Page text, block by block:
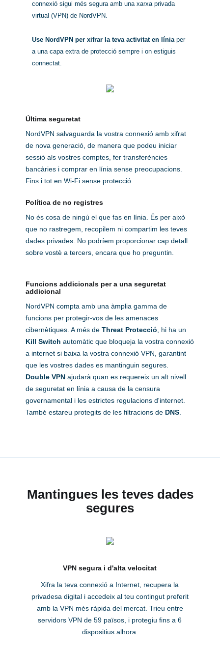
connexió sigui més segura amb una xarxa privada
virtual (VPN) de NordVPN.
Use NordVPN per xifrar la teva activitat en líniaper
a una capa extra de protecció sempre i on estiguis
connectat.
Última seguretat
NordVPN salvaguarda la vostra connexió amb xifrat
de nova generació, de manera que podeu iniciar
sessió als vostres comptes, fer transferències
bancàries i comprar en línia sense preocupacions.
Fins i tot en Wi-Fi sense protecció.
Política de no registres
No és cosa de ningú el que fas en línia. És per això
que no rastregem, recopilem ni compartim les teves
dades privades. No podríem proporcionar cap detall
sobre vostè a tercers, encara que ho preguntin.
Funcions addicionals per a una seguretat
addicional
NordVPN compta amb una àmplia gamma de
funcions per protegir-vos de les amenaces
cibernètiques. A més deThreat Protecció, hi ha un
Kill Switch automàtic que bloqueja la vostra connexió
a internet si baixa la vostra connexió VPN, garantint
que les vostres dades es mantinguin segures.
Double VPN ajudarà quan es requereix un alt nivell
de seguretat en línia a causa de la censura
governamental i les estrictes regulacions d'internet.
També estareu protegits de les filtracions de DNS.
Mantingues les teves dades
segures
VPN segura i d'alta velocitat
Xifra la teva connexió a Internet, recupera la
privadesa digital i accedeix al teu contingut preferit
amb la VPN més ràpida del mercat. Trieu entre
servidors VPN de 59 països, i protegiu fins a 6
dispositius alhora.